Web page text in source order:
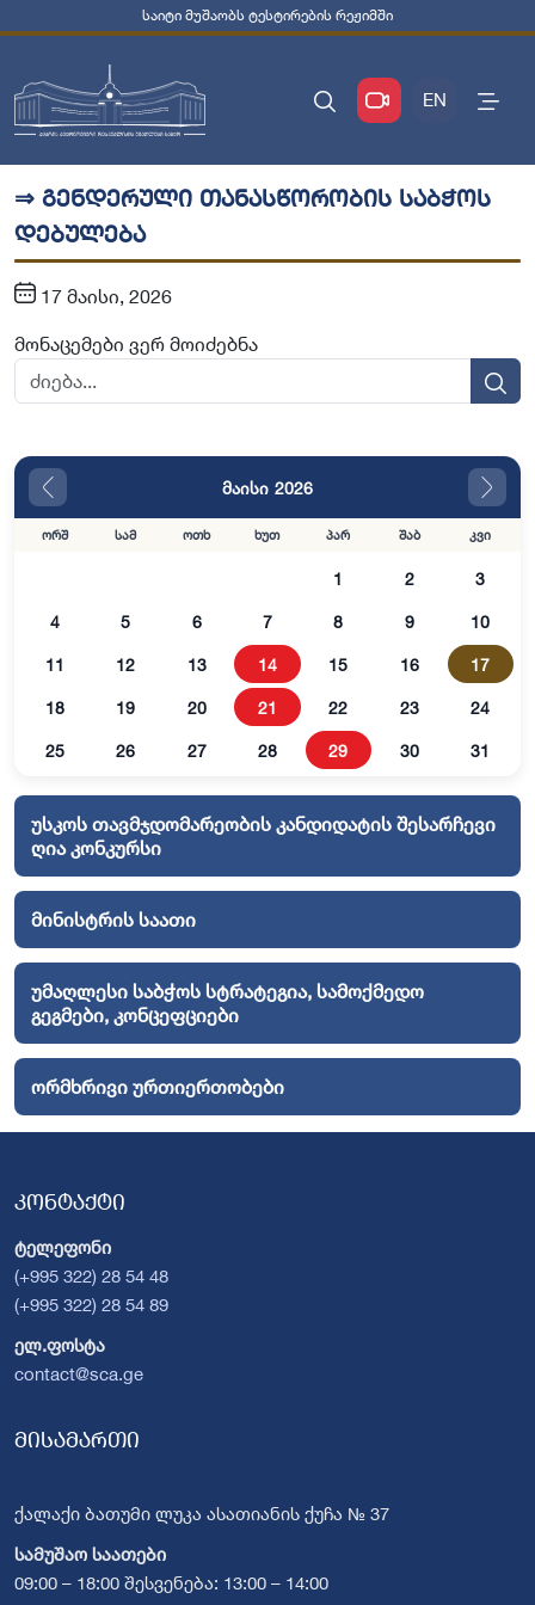
საიტი მუშაობს ტესტირების რეჟიმში
EN
⇒ გენდერული თანასწორობის საბჭოს
დებულება
17 მაისი, 2026
მონაცემები ვერ მოიძებნა
მაისი 2026
ორშ სამ ოთხ ხუთ პარ შაბ კვი
1 2 3
4 5 6 7 8 9 10
11 12 13 14 15 16 17
18 19 20 21 22 23 24
25 26 27 28 29 30 31
უსკოს თავმჯდომარეობის კანდიდატის შესარჩევი
ღია კონკურსი
მინისტრის საათი
უმაღლესი საბჭოს სტრატეგია, სამოქმედო
გეგმები, კონცეფციები
ორმხრივი ურთიერთობები
კონტაქტი
ტელეფონი
(+995 322) 28 54 48
(+995 322) 28 54 89
ელ.ფოსტა
contact@sca.ge
მისამართი
ქალაქი ბათუმი ლუკა ასათიანის ქუჩა № 37
სამუშაო საათები
09:00 – 18:00 შესვენება: 13:00 – 14:00